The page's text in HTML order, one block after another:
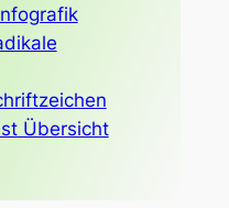
Übersicht